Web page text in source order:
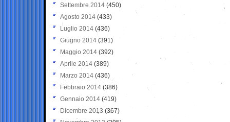
Settembre 2014 (450)
Agosto 2014 (433)
Luglio 2014 (436)
Giugno 2014 (391)
Maggio 2014 (392)
Aprile 2014 (389)
Marzo 2014 (436)
Febbraio 2014 (386)
Gennaio 2014 (419)
Dicembre 2013 (367)